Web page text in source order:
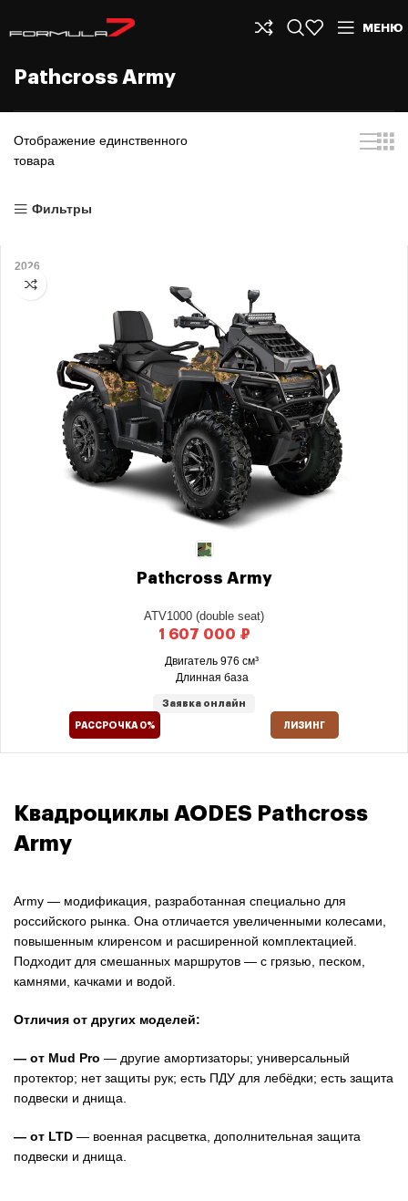
МЕНЮ
Pathcross Army
Отображение единственного
товара
Фильтры
2026
Pathcross Army
ATV1000 (double seat)
₽
Двигатель 976 см³
Длинная база
Заявка онлайн
РАССРОЧКА 0% ЛИЗИНГ
Квадроциклы AODES Pathcross
Army
Army — модификация, разработанная специально для
российского рынка. Она отличается увеличенными колесами,
повышенным клиренсом и расширенной комплектацией.
Подходит для смешанных маршрутов — с грязью, песком,
камнями, качками и водой.
Отличия от других моделей:
— от Mud Pro — другие амортизаторы; универсальный
протектор; нет защиты рук; есть ПДУ для лебёдки; есть защита
подвески и днища.
— от LTD — военная расцветка, дополнительная защита
подвески и днища.